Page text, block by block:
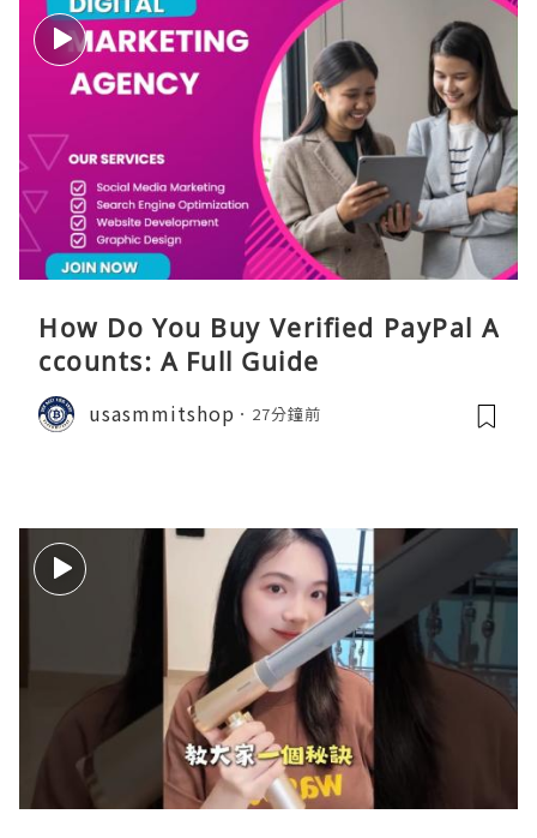
How Do You Buy Verified PayPal A
ccounts: A Full Guide
usasmmitshop 27分鐘前